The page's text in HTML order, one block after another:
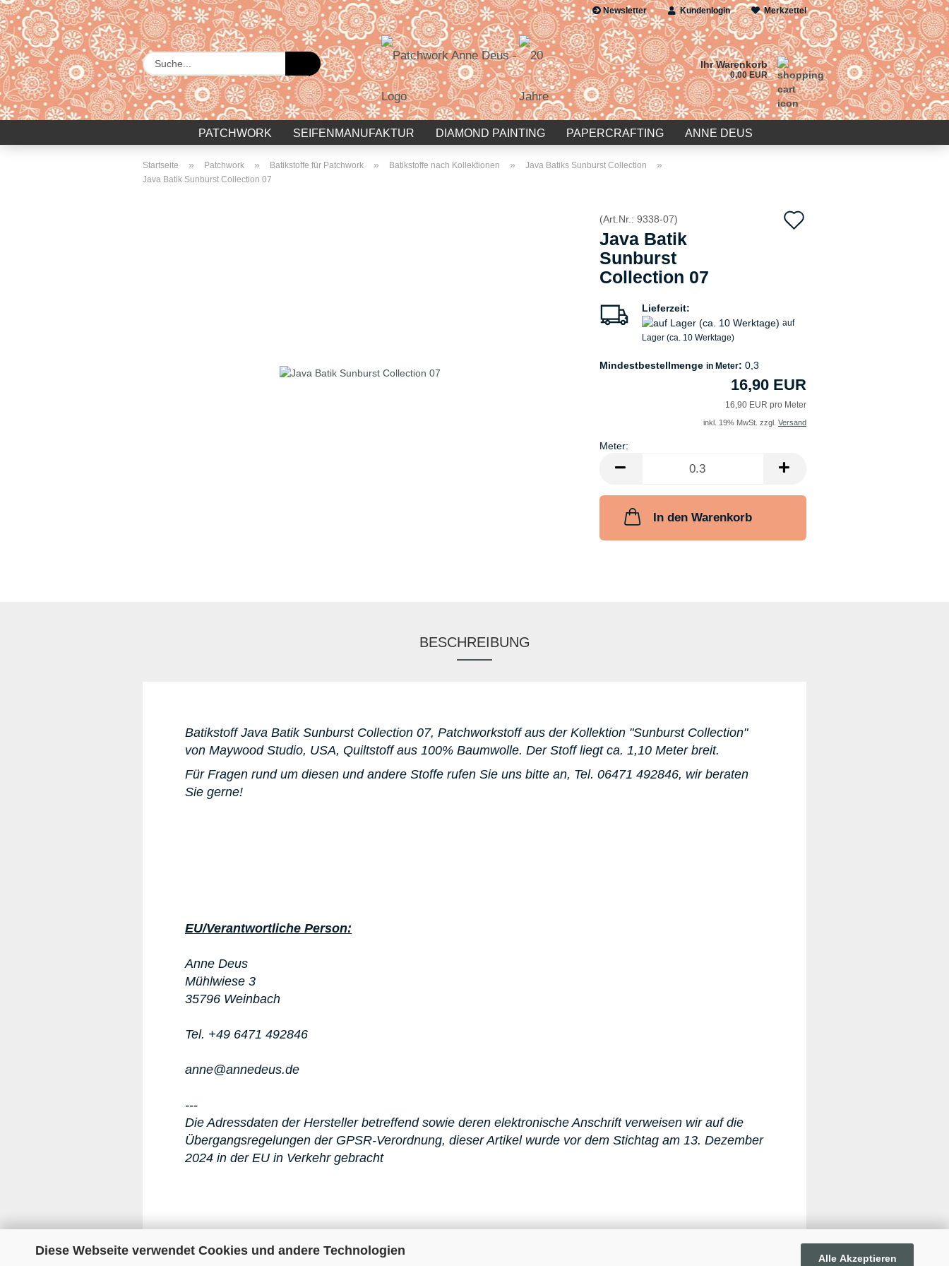
Diese Webseite verwendet Cookies und andere Technologien
Alle Akzeptieren
Newsletter Kundenlogin
E-Mail
Passwort
Merkzettel
Suche...
Ihr Warenkorb
0,00 EUR
PATCHWORK SEIFENMANUFAKTUR DIAMOND PAINTING PAPERCRAFTING ANNE DEUS
Startseite » Patchwork » Batikstoffe für Patchwork » Batikstoffe nach Kollektionen » Java Batiks Sunburst Collection »
Java Batik Sunburst Collection 07
(Art.Nr.: 9338-07)
Java Batik
Sunburst
Collection 07
Lieferzeit:
auf
Lager (ca. 10 Werktage)
Mindestbestellmenge in Meter: 0,3
16,90 EUR
16,90 EUR pro Meter
inkl. 19% MwSt. zzgl. Versand
Meter:
Meter
In den Warenkorb
BESCHREIBUNG
Batikstoff Java Batik Sunburst Collection 07, Patchworkstoff aus der Kollektion "Sunburst Collection"
von Maywood Studio, USA, Quiltstoff aus 100% Baumwolle. Der Stoff liegt ca. 1,10 Meter breit.
Für Fragen rund um diesen und andere Stoffe rufen Sie uns bitte an, Tel. 06471 492846, wir beraten
Sie gerne!
EU/Verantwortliche Person:
Anne Deus
Mühlwiese 3
35796 Weinbach
Tel. +49 6471 492846
anne@annedeus.de
---
Die Adressdaten der Hersteller betreffend sowie deren elektronische Anschrift verweisen wir auf die
Übergangsregelungen der GPSR-Verordnung, dieser Artikel wurde vor dem Stichtag am 13. Dezember
2024 in der EU in Verkehr gebracht